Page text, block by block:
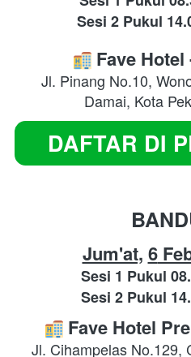
Sesi 2 Pukul
Fave
Jl. Pinang No.10,
Damai, Kota
DAFTAR DI
Jum'at, 6
Sesi 1 Pukul
Sesi 2 Pukul
Fave Hotel
Jl. Cihampelas No.129,